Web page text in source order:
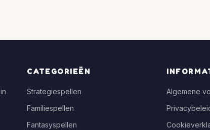
CATEGORIEËN
Strategiespellen
Familiespellen
Fantasyspellen
Algemene